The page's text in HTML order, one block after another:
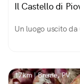
Il Castello di
Un luogo uscito
17km | Breme, PV